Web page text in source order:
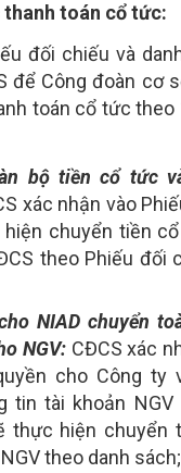
toán cổ tức:
đối chiếu và
để Công đoàn cơ
toán cổ tức
bộ tiền cổ tức
xác nhận vào
chuyển tiền
theo Phiếu đối
NIAD chuyển
NGV: CĐCS xác
cho Công ty
tin tài khoản
thực hiện chuyển
theo danh sách;